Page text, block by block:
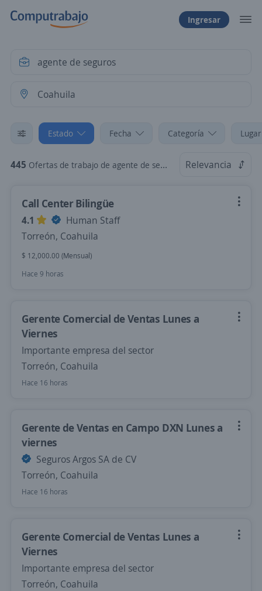
Ingresar
Estado Fecha Categoría
445 Ofertas de trabajo de agente de seguros en Coahuila Relevancia
Call Center Bilingüe
4.1
Human Staff
Torreón, Coahuila
$ 12,000.00 (Mensual)
Hace 9 horas
Gerente Comercial de Ventas Lunes a
Viernes
Importante empresa del sector
Torreón, Coahuila
Hace 16 horas
Gerente de Ventas en Campo DXN Lunes a
viernes
Seguros Argos SA de CV
Torreón, Coahuila
Hace 16 horas
Gerente Comercial de Ventas Lunes a
Viernes
Importante empresa del sector
Torreón, Coahuila